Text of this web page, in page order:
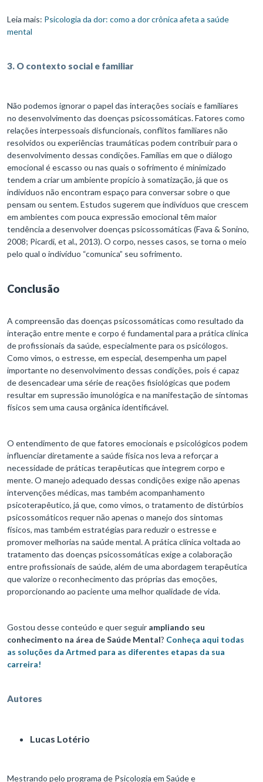
Leia mais: Psicologia da dor: como a dor crônica afeta a saúde
mental
3. O contexto social e familiar
Não podemos ignorar o papel das interações sociais e familiares
no desenvolvimento das doenças psicossomáticas. Fatores como
relações interpessoais disfuncionais, conflitos familiares não
resolvidos ou experiências traumáticas podem contribuir para o
desenvolvimento dessas condições. Famílias em que o diálogo
emocional é escasso ou nas quais o sofrimento é minimizado
tendem a criar um ambiente propício à somatização, já que os
indivíduos não encontram espaço para conversar sobre o que
pensam ou sentem. Estudos sugerem que indivíduos que crescem
em ambientes com pouca expressão emocional têm maior
tendência a desenvolver doenças psicossomáticas (Fava & Sonino,
2008; Picardi, et al., 2013). O corpo, nesses casos, se torna o meio
pelo qual o indivíduo “comunica” seu sofrimento.
Conclusão
A compreensão das doenças psicossomáticas como resultado da
interação entre mente e corpo é fundamental para a prática clínica
de profissionais da saúde, especialmente para os psicólogos.
Como vimos, o estresse, em especial, desempenha um papel
importante no desenvolvimento dessas condições, pois é capaz
de desencadear uma série de reações fisiológicas que podem
resultar em supressão imunológica e na manifestação de sintomas
físicos sem uma causa orgânica identificável.
O entendimento de que fatores emocionais e psicológicos podem
influenciar diretamente a saúde física nos leva a reforçar a
necessidade de práticas terapêuticas que integrem corpo e
mente. O manejo adequado dessas condições exige não apenas
intervenções médicas, mas também acompanhamento
psicoterapêutico, já que, como vimos, o tratamento de distúrbios
psicossomáticos requer não apenas o manejo dos sintomas
físicos, mas também estratégias para reduzir o estresse e
promover melhorias na saúde mental. A prática clínica voltada ao
tratamento das doenças psicossomáticas exige a colaboração
entre profissionais de saúde, além de uma abordagem terapêutica
que valorize o reconhecimento das próprias das emoções,
proporcionando ao paciente uma melhor qualidade de vida.
Gostou desse conteúdo e quer seguir ampliando seu
conhecimento na área de Saúde Mental? Conheça aqui todas
as soluções da Artmed para as diferentes etapas da sua
carreira!
Autores
Lucas Lotério
Mestrando pelo programa de Psicologia em Saúde e